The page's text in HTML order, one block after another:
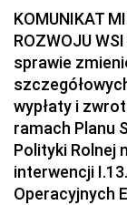
KOMUNIKAT
ROZWOJU
sprawie
wypłaty i
ramach Planu
Polityki Rolnej
interwencji
Operacyjnych